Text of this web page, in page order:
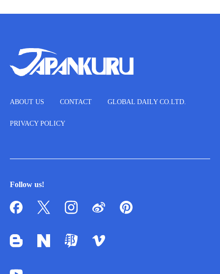
ABOUT US CONTACT GLOBAL DAILY CO.LTD.
PRIVACY POLICY
Follow us!